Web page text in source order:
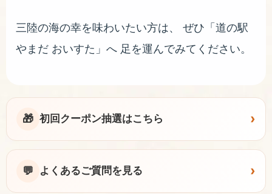
三陸の海の幸を味わいたい方は、 ぜひ「道の駅
やまだ おいすた」へ 足を運んでみてください。
🎁 初回クーポン抽選はこちら ›
💬 よくあるご質問を見る ›